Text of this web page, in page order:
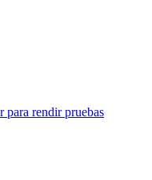
para rendir pruebas